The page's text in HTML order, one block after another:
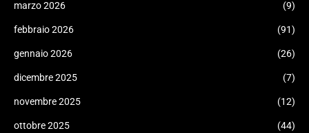
marzo 2026 (9)
febbraio 2026 (91)
gennaio 2026 (26)
dicembre 2025 (7)
novembre 2025 (12)
ottobre 2025 (44)